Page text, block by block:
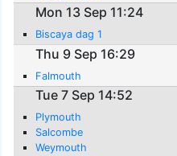
Mon 13 Sep 11:24
Biscaya dag 1
Thu 9 Sep 16:29
Falmouth
Tue 7 Sep 14:52
Plymouth
Salcombe
Weymouth